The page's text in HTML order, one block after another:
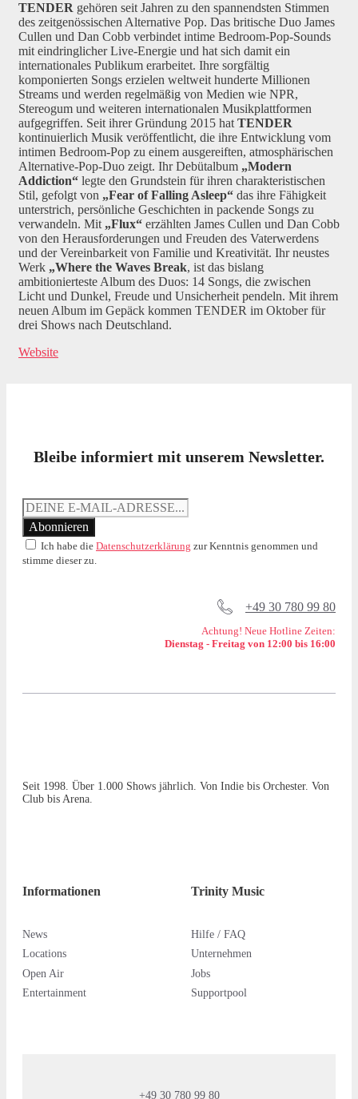
TENDER gehören seit Jahren zu den spannendsten Stimmen
des zeitgenössischen Alternative Pop. Das britische Duo James
Cullen und Dan Cobb verbindet intime Bedroom-Pop-Sounds
mit eindringlicher Live-Energie und hat sich damit ein
internationales Publikum erarbeitet. Ihre sorgfältig
komponierten Songs erzielen weltweit hunderte Millionen
Streams und werden regelmäßig von Medien wie NPR,
Stereogum und weiteren internationalen Musikplattformen
aufgegriffen. Seit ihrer Gründung 2015 hat TENDER
kontinuierlich Musik veröffentlicht, die ihre Entwicklung vom
intimen Bedroom-Pop zu einem ausgereiften, atmosphärischen
Alternative-Pop-Duo zeigt. Ihr Debütalbum „Modern
Addiction“ legte den Grundstein für ihren charakteristischen
Stil, gefolgt von „Fear of Falling Asleep“ das ihre Fähigkeit
unterstrich, persönliche Geschichten in packende Songs zu
verwandeln. Mit „Flux“ erzählten James Cullen und Dan Cobb
von den Herausforderungen und Freuden des Vaterwerdens
und der Vereinbarkeit von Familie und Kreativität. Ihr neustes
Werk „Where the Waves Break, ist das bislang
ambitionierteste Album des Duos: 14 Songs, die zwischen
Licht und Dunkel, Freude und Unsicherheit pendeln. Mit ihrem
neuen Album im Gepäck kommen TENDER im Oktober für
drei Shows nach Deutschland.
Website
Bleibe informiert mit unserem Newsletter.
Ich habe die Datenschutzerklärung zur Kenntnis genommen und
stimme dieser zu.
+49 30 780 99 80
Achtung! Neue Hotline Zeiten:
Dienstag - Freitag von 12:00 bis 16:00
Seit 1998. Über 1.000 Shows jährlich. Von Indie bis Orchester. Von
Club bis Arena.
Informationen
News
Locations
Open Air
Entertainment
Trinity Music
Hilfe / FAQ
Unternehmen
Jobs
Supportpool
+49 30 780 99 80